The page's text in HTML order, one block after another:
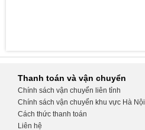
Thanh toán và vận chuyển
Chính sách vận chuyển liên tỉnh
Chính sách vận chuyển khu vực Hà Nội
Cách thức thanh toán
Liên hệ